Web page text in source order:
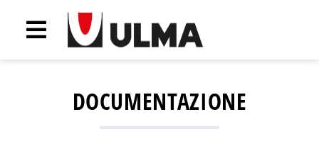
DOCUMENTAZIONE